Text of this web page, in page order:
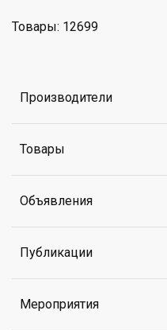
Товары: 12699
Производители
Товары
Объявления
Публикации
Мероприятия